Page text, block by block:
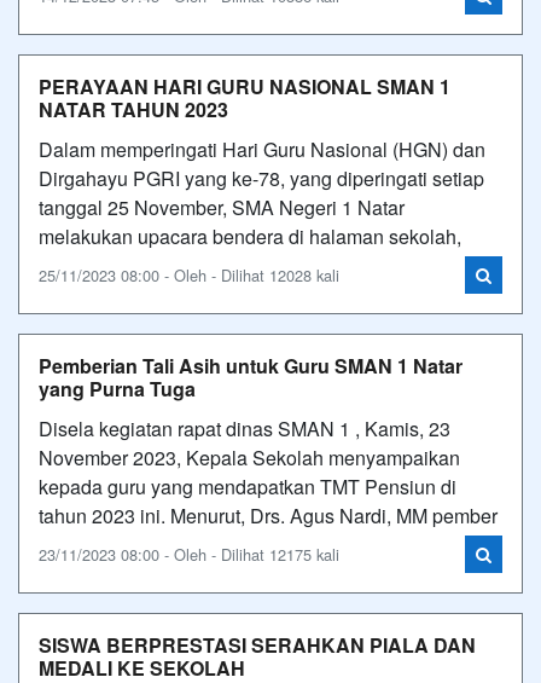
PERAYAAN HARI GURU NASIONAL SMAN 1
NATAR TAHUN 2023
Dalam memperingati Hari Guru Nasional (HGN) dan
Dirgahayu PGRI yang ke-78, yang diperingati setiap
tanggal 25 November, SMA Negeri 1 Natar
melakukan upacara bendera di halaman sekolah,
25/11/2023 08:00 - Oleh - Dilihat 12028 kali
Pemberian Tali Asih untuk Guru SMAN 1 Natar
yang Purna Tuga
Disela kegiatan rapat dinas SMAN 1 , Kamis, 23
November 2023, Kepala Sekolah menyampaikan
kepada guru yang mendapatkan TMT Pensiun di
tahun 2023 ini. Menurut, Drs. Agus Nardi, MM pember
23/11/2023 08:00 - Oleh - Dilihat 12175 kali
SISWA BERPRESTASI SERAHKAN PIALA DAN
MEDALI KE SEKOLAH